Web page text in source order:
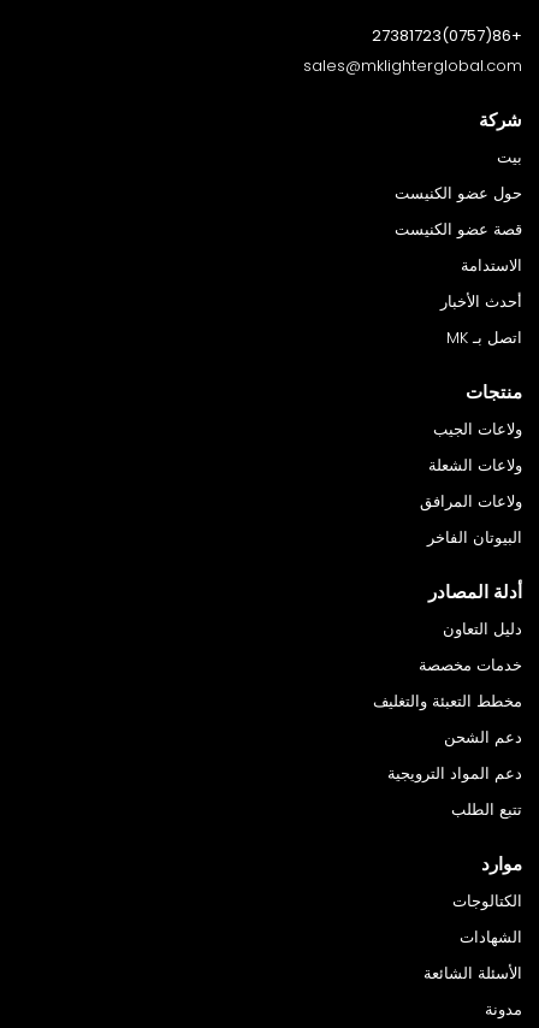
+86(0757)27381723
sales@mklighterglobal.com
شركة
بيت
حول عضو الكنيست
قصة عضو الكنيست
الاستدامة
أحدث الأخبار
اتصل بـ MK
منتجات
ولاعات الجيب
ولاعات الشعلة
ولاعات المرافق
البيوتان الفاخر
أدلة المصادر
دليل التعاون
خدمات مخصصة
مخطط التعبئة والتغليف
دعم الشحن
دعم المواد الترويجية
تتبع الطلب
موارد
الكتالوجات
الشهادات
الأسئلة الشائعة
مدونة